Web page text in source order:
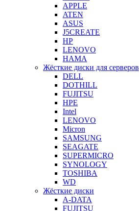
APPLE
ATEN
ASUS
J5CREATE
HP
LENOVO
HAMA
Жёсткие диски для серверов
DELL
DOTHILL
FUJITSU
HPE
Intel
LENOVO
Micron
SAMSUNG
SEAGATE
SUPERMICRO
SYNOLOGY
TOSHIBA
WD
Жёсткие диски
A-DATA
FUJITSU